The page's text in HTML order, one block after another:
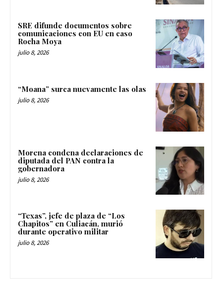
SRE difunde documentos sobre
comunicaciones con EU en caso
Rocha Moya
julio 8, 2026
“Moana” surca nuevamente las olas
julio 8, 2026
Morena condena declaraciones de
diputada del PAN contra la
gobernadora
julio 8, 2026
“Texas”, jefe de plaza de “Los
Chapitos” en Culiacán, murió
durante operativo militar
julio 8, 2026